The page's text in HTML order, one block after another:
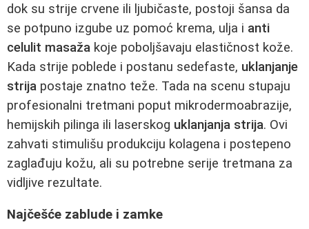
dok su strije crvene ili ljubičaste, postoji šansa da
se potpuno izgube uz pomoć krema, ulja i anti
celulit masaža koje poboljšavaju elastičnost kože.
Kada strije poblede i postanu sedefaste, uklanjanje
strija postaje znatno teže. Tada na scenu stupaju
profesionalni tretmani poput mikrodermoabrazije,
hemijskih pilinga ili laserskog uklanjanja strija. Ovi
zahvati stimulišu produkciju kolagena i postepeno
zaglađuju kožu, ali su potrebne serije tretmana za
vidljive rezultate.
Najčešće zablude i zamke